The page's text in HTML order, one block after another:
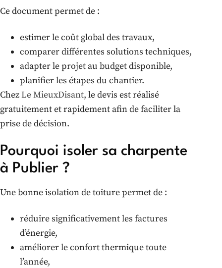
Ce document permet de :
estimer le coût global des travaux,
comparer différentes solutions techniques,
adapter le projet au budget disponible,
planifier les étapes du chantier.
ChezLe MieuxDisant, le devis est réalisé
gratuitement et rapidement afin de faciliter la
prise de décision.
Pourquoi isoler sa charpente
à Publier ?
Une bonne isolation de toiture permet de :
réduire significativement les factures
d’énergie,
améliorer le confort thermique toute
l’année,